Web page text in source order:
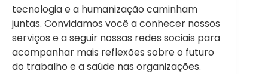
tecnologia e a humanização caminham
juntas. Convidamos você a conhecer nossos
serviços e a seguir nossas redes sociais para
acompanhar mais reflexões sobre o futuro
do trabalho e a saúde nas organizações.